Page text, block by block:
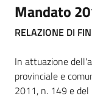
gli
Seguici
su
Mandato
RELAZIONE DI
In attuazione
provinciale e
2011, n. 149 e